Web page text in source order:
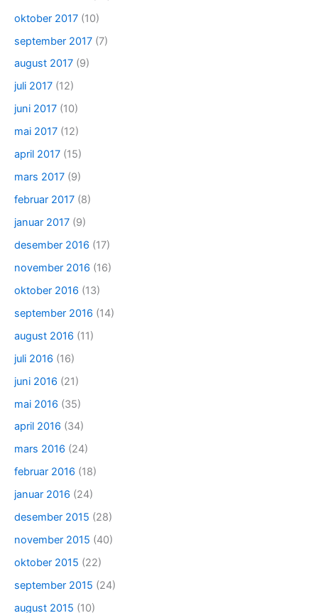
oktober 2017 (10)
september 2017 (7)
august 2017 (9)
juli 2017 (12)
juni 2017 (10)
mai 2017 (12)
april 2017 (15)
mars 2017 (9)
februar 2017 (8)
januar 2017 (9)
desember 2016 (17)
november 2016 (16)
oktober 2016 (13)
september 2016 (14)
august 2016 (11)
juli 2016 (16)
juni 2016 (21)
mai 2016 (35)
april 2016 (34)
mars 2016 (24)
februar 2016 (18)
januar 2016 (24)
desember 2015 (28)
november 2015 (40)
oktober 2015 (22)
september 2015 (24)
august 2015 (10)